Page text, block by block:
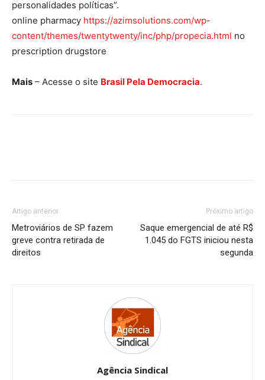
personalidades políticas”.
online pharmacy https://azimsolutions.com/wp-
content/themes/twentytwenty/inc/php/propecia.html no
prescription drugstore
Mais – Acesse o site Brasil Pela Democracia.
Artigo anterior
Metroviários de SP fazem
greve contra retirada de
direitos
Próximo artigo
Saque emergencial de até R$
1.045 do FGTS iniciou nesta
segunda
Agência Sindical